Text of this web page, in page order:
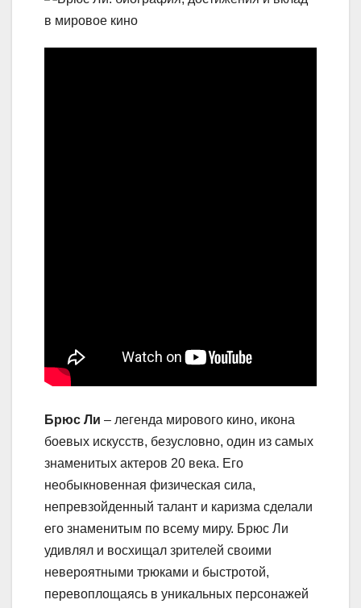
Брюс Ли – легенда мирового кино, икона
боевых искусств, безусловно, один из самых
знаменитых актеров 20 века. Его
необыкновенная физическая сила,
непревзойденный талант и каризма сделали
его знаменитым по всему миру. Брюс Ли
удивлял и восхищал зрителей своими
невероятными трюками и быстротой,
перевоплощаясь в уникальных персонажей